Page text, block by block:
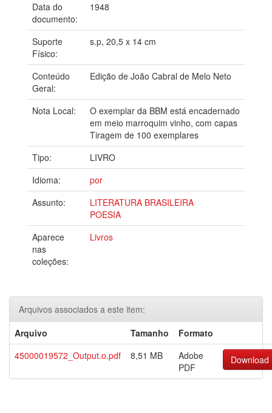
Data do
documento:
1948
Suporte
Físico:
s.p, 20,5 x 14 cm
Conteúdo
Geral:
Edição de João Cabral de Melo Neto
Nota Local:
O exemplar da BBM está encadernado
em meio marroquim vinho, com capas
Tiragem de 100 exemplares
Tipo:
LIVRO
Idioma:
por
Assunto:
LITERATURA BRASILEIRA
POESIA
Aparece
nas
coleções:
Livros
Arquivos associados a este item:
Arquivo
Tamanho
Formato
45000019572_Output.o.pdf
8,51 MB
Adobe
PDF
Download